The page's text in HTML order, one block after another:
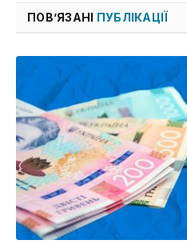
ПОВ’ЯЗАНІ ПУБЛІКАЦІЇ